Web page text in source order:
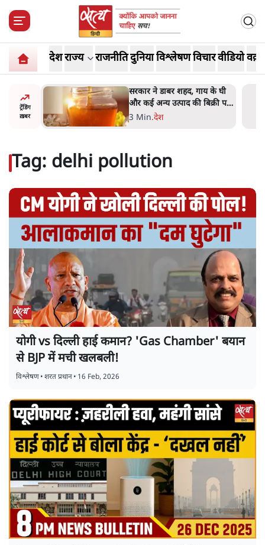
देशराज्य राजनीतिदुनियाविश्लेषणविचारवीडियो
ट्रेंडिंग
ख़बर
के घी
पर
'महाराष्ट्र में गैर बीजेपी वोटरों के
नामों को काटने की बड़ी साज़िश'-
रोहित पवार का आरोप
4 Min.महाराष्ट्र
Tag: delhi pollution
योगी vs दिल्ली हाई कमान? 'Gas Chamber' बयान
से BJP में मची खलबली!
विश्लेषण•शरत प्रधान• 16 Feb, 2026